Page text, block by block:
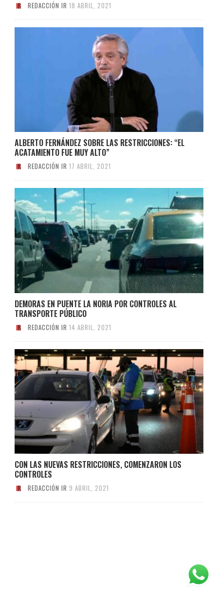
REDACCIÓN IR 18 ABRIL, 2021
ALBERTO FERNÁNDEZ SOBRE LAS RESTRICCIONES: “EL
ACATAMIENTO FUE MUY ALTO”
REDACCIÓN IR 17 ABRIL, 2021
DEMORAS EN PUENTE LA NORIA POR CONTROLES AL
TRANSPORTE PÚBLICO
REDACCIÓN IR 14 ABRIL, 2021
CON LAS NUEVAS RESTRICCIONES, COMENZARON LOS
CONTROLES
REDACCIÓN IR 9 ABRIL, 2021